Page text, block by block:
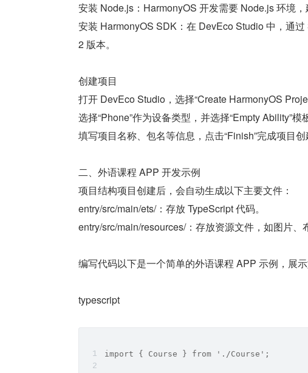
安装 Node.js：HarmonyOS 开发需要 Node.js 环境，
安装 HarmonyOS SDK：在 DevEco Studio 中，通
2 版本。
创建项目
打开 DevEco Studio，选择“Create HarmonyOS
选择“Phone”作为设备类型，并选择“Empty Ability”模板
填写项目名称、包名等信息，点击“Finish”完成项目创
二、外语课程 APP 开发示例
项目结构项目创建后，会自动生成以下主要文件：
entry/src/main/ets/：存放 TypeScript 代码。
entry/src/main/resources/：存放资源文件，如图片、
编写代码以下是一个简单的外语课程 APP 示例，展
typescript
import { Course } from './Course';